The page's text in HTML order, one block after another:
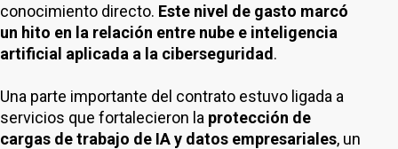
conocimiento directo. Este nivel de gasto marcó
un hito en la relación entre nube e inteligencia
artificial aplicada a la ciberseguridad .
Una parte importante del contrato estuvo ligada a
servicios que fortalecieron la protección de
cargas de trabajo de IA y datos empresariales, un